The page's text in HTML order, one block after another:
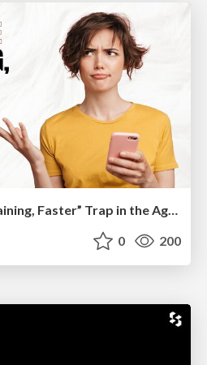
Avoiding the “Bad Training, Faster” Trap in the Age of AI
0 200